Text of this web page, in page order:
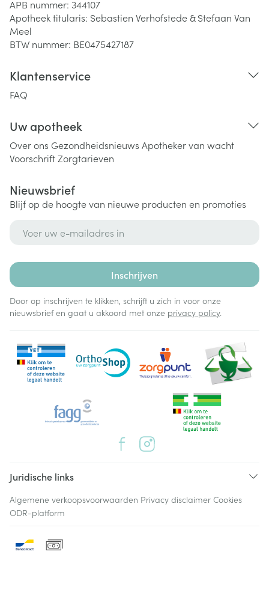
APB nummer: 344107
Apotheek titularis: Sebastien Verhofstede & Stefaan Van
Meel
BTW nummer: BE0475427187
Klantenservice
FAQ
Uw apotheek
Over ons Gezondheidsnieuws Apotheker van wacht
VoorschriftZorgtarieven
Nieuwsbrief
Blijf op de hoogte van nieuwe producten en promoties
Inschrijven
Door op inschrijven te klikken, schrijft u zich in voor onze
nieuwsbrief en gaat u akkoord met onze privacy policy.
Juridische links
Algemene verkoopsvoorwaarden Privacy disclaimer Cookies
ODR-platform